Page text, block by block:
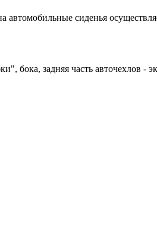
сиденья
бока, задняя часть авточехлов -